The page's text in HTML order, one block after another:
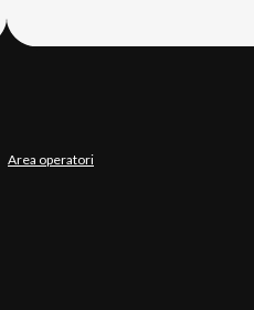
Area operatori